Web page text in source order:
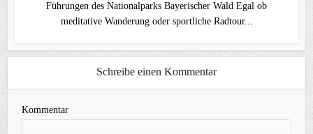
Führungen des Nationalparks Bayerischer Wald Egal ob
meditative Wanderung oder sportliche Radtour...
Schreibe einen Kommentar
Kommentar